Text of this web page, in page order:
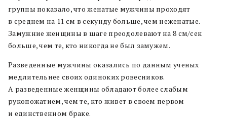
группы показало, что женатые мужчины проходят
в среднем на 11 см в секунду больше, чем неженатые.
Замужние женщины в шаге преодолевают на 8 см/сек
больше, чем те, кто никогда не был замужем.
Разведенные мужчины оказались по данным ученых
медлительнее своих одиноких ровесников.
А разведенные женщины обладают более слабым
рукопожатием, чем те, кто живет в своем первом
и единственном браке.